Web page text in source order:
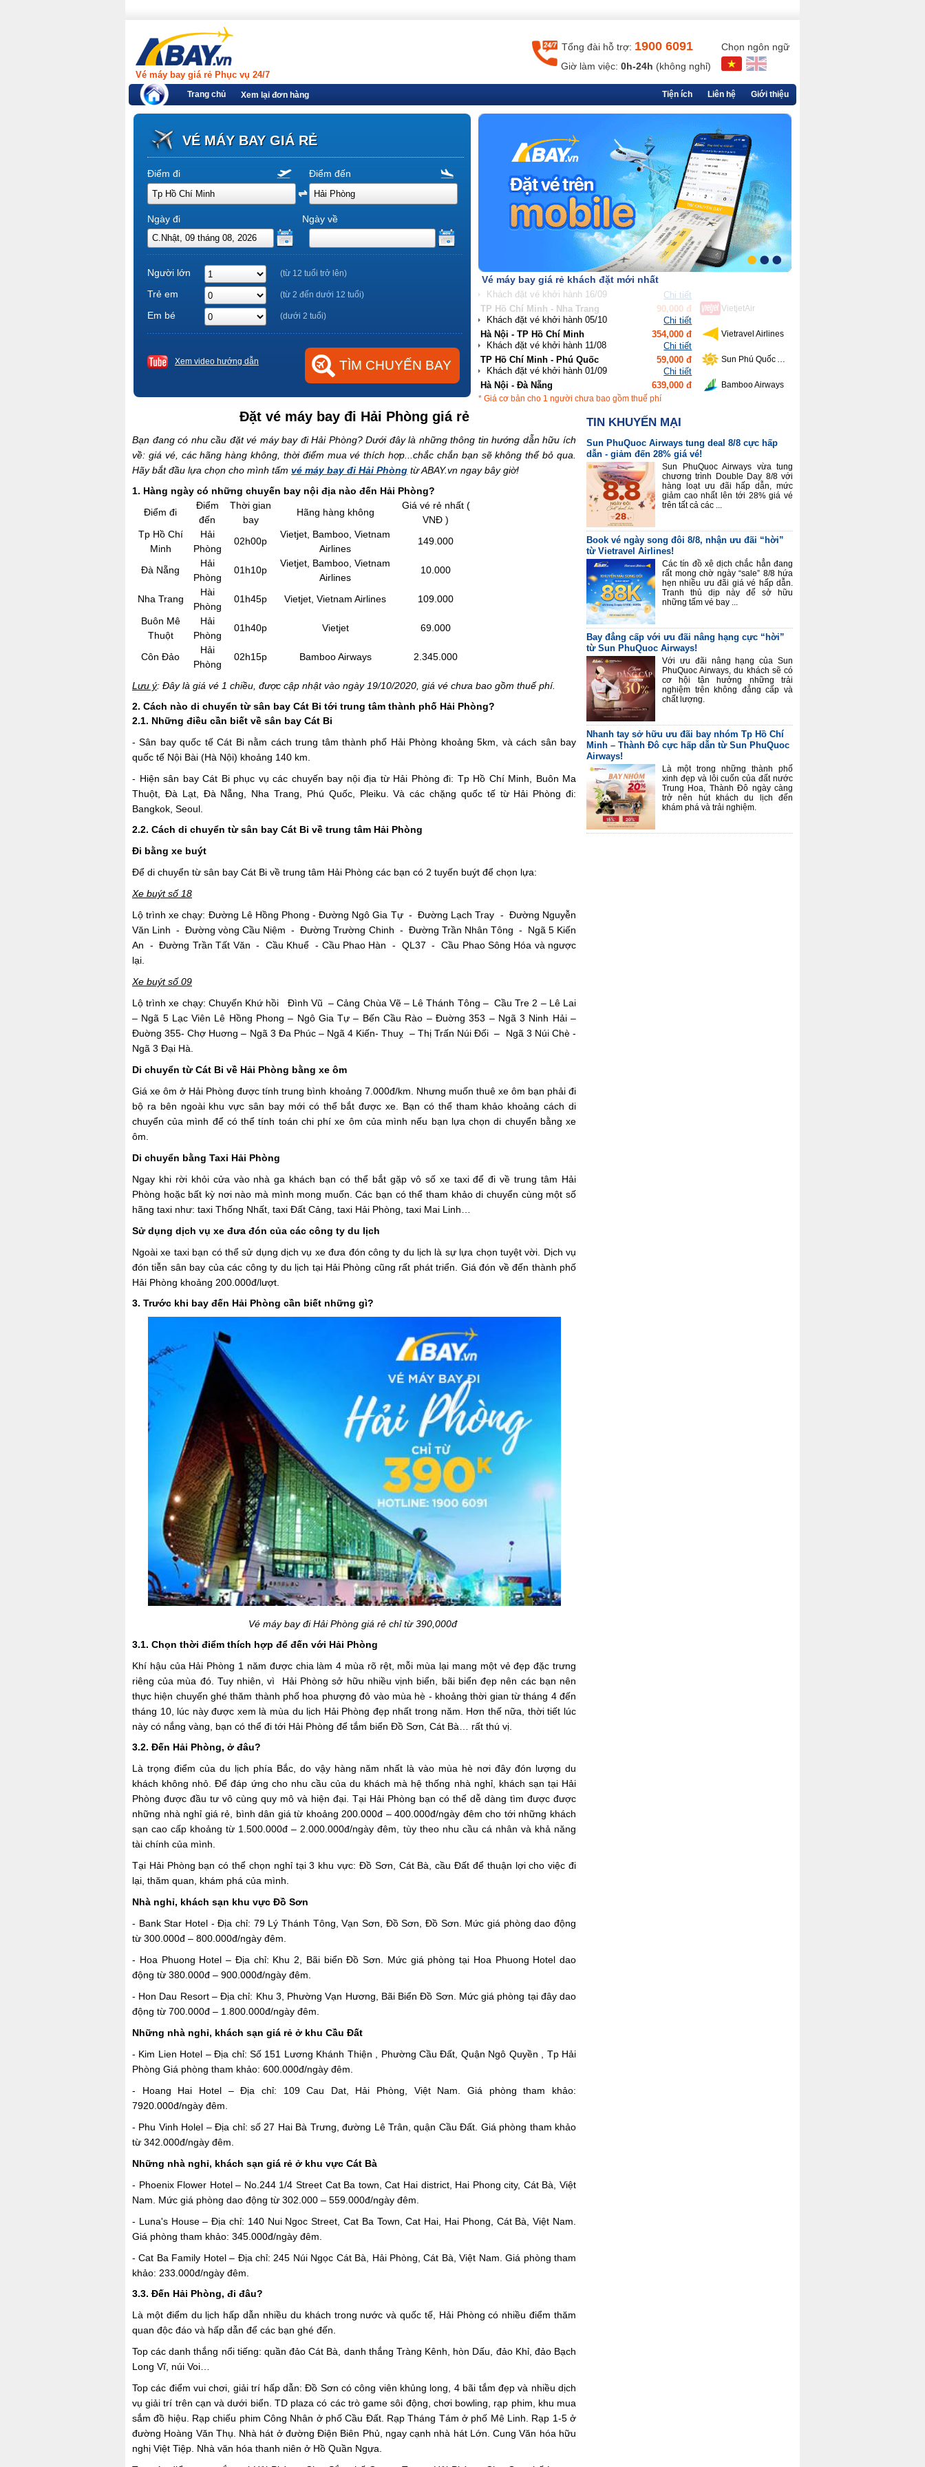
Vé máy bay giá rẻ Phục vụ 24/7
Tổng đài hỗ trợ: 1900 6091
Giờ làm việc: 0h-24h (không nghỉ)
Chọn ngôn ngữ
Trang chủ Xem lại đơn hàng Giới thiệu
Liên hệ
Tiện ích
VÉ MÁY BAY GIÁ RẺ
Điểm đi Điểm đến
Ngày đi Ngày về
Người lớn (từ 12 tuổi trở lên)
Trẻ em (từ 2 đến dưới 12 tuổi)
Em bé (dưới 2 tuổi)
Xem video hướng dẫn
Vé máy bay giá rẻ khách đặt mới nhất
Hà Nội - TP Hồ Chí Minh 354,000 đ
Chi tiết
Vietravel Airlines
TP Hồ Chí Minh - Phú Quốc 59,000 đ
Chi tiết
Sun Phú Quốc Airways
Hà Nội - Đà Nẵng 639,000 đ
Chi tiết
Bamboo Airways
TP Hồ Chí Minh - Hải Phòng 416,000 đ
Chi tiết
Vietnam Airlines
* Giá cơ bản cho 1 người chưa bao gồm thuế phí
Đặt vé máy bay đi Hải Phòng giá rẻ
Bạn đang có nhu cầu đặt vé máy bay đi Hải Phòng? Dưới đây là những thông tin hướng dẫn hữu ích
về: giá vé, các hãng hàng không, thời điểm mua vé thích hợp...chắc chắn bạn sẽ không thể bỏ qua.
Hãy bắt đầu lựa chọn cho mình tấm vé máy bay đi Hải Phòng từ ABAY.vn ngay bây giờ!
1. Hàng ngày có những chuyến bay nội địa nào đến Hải Phòng?
Điểm đi
Điểm
đến
Thời gian
bay
Hãng hàng không
Giá vé rẻ nhất (
VNĐ )
Tp Hồ Chí
Minh
Hải
Phòng
02h00p
Vietjet, Bamboo, Vietnam
Airlines
149.000
Đà Nẵng
Hải
Phòng
01h10p
Vietjet, Bamboo, Vietnam
Airlines
10.000
Nha Trang
Hài
Phòng
01h45p Vietjet, Vietnam Airlines
109.000
Buôn Mê
Thuột
Hải
Phòng
01h40p Vietjet 69.000
Côn Đảo
Hải
Phòng
02h15p Bamboo Airways 2.345.000
Lưu ý: Đây là giá vé 1 chiều, được cập nhật vào ngày 19/10/2020, giá vé chưa bao gồm thuế phí.
2. Cách nào di chuyển từ sân bay Cát Bi tới trung tâm thành phố Hải Phòng?
2.1. Những điều cần biết về sân bay Cát Bi
- Sân bay quốc tế Cát Bi nằm cách trung tâm thành phố Hải Phòng khoảng 5km, và cách sân bay
quốc tế Nội Bài (Hà Nội) khoảng 140 km.
- Hiện sân bay Cát Bi phục vụ các chuyến bay nội địa từ Hải Phòng đi: Tp Hồ Chí Minh, Buôn Ma
Thuột, Đà Lạt, Đà Nẵng, Nha Trang, Phú Quốc, Pleiku. Và các chặng quốc tế từ Hải Phòng đi:
Bangkok, Seoul.
2.2. Cách di chuyển từ sân bay Cát Bi về trung tâm Hải Phòng
Đi bằng xe buýt
Để di chuyển từ sân bay Cát Bi về trung tâm Hải Phòng các bạn có 2 tuyến buýt để chọn lựa:
Xe buýt số 18
Lộ trình xe chạy: Đường Lê Hồng Phong - Đường Ngô Gia Tự - Đường Lạch Tray - Đường Nguyễn
Văn Linh - Đường vòng Cầu Niệm - Đường Trường Chinh - Đường Trần Nhân Tông - Ngã 5 Kiến
An - Đường Trần Tất Văn - Cầu Khuể - Cầu Phao Hàn - QL37 - Cầu Phao Sông Hóa và ngược
lại.
Xe buýt số 09
Lộ trình xe chạy: Chuyến Khứ hồi Đình Vũ – Cảng Chùa Vẽ – Lê Thánh Tông – Cầu Tre 2 – Lê Lai
– Ngã 5 Lạc Viên Lê Hồng Phong – Ngô Gia Tự – Bến Cầu Rào – Đuờng 353 – Ngã 3 Ninh Hải –
Đuờng 355- Chợ Huơng – Ngã 3 Đa Phúc – Ngã 4 Kiến- Thuỵ – Thị Trấn Núi Đối – Ngã 3 Núi Chè -
Ngã 3 Đại Hà.
Di chuyển từ Cát Bi về Hải Phòng bằng xe ôm
Giá xe ôm ở Hải Phòng được tính trung bình khoảng 7.000đ/km. Nhưng muốn thuê xe ôm bạn phải đi
bộ ra bên ngoài khu vực sân bay mới có thể bắt được xe. Bạn có thể tham khảo khoảng cách di
chuyển của mình để có thể tính toán chi phí xe ôm của mình nếu bạn lựa chọn di chuyển bằng xe
ôm.
Di chuyển bằng Taxi Hải Phòng
Ngay khi rời khỏi cửa vào nhà ga khách bạn có thể bắt gặp vô số xe taxi để đi về trung tâm Hải
Phòng hoặc bất kỳ nơi nào mà mình mong muốn. Các bạn có thể tham khảo di chuyển cùng một số
hãng taxi như: taxi Thống Nhất, taxi Đất Cảng, taxi Hải Phòng, taxi Mai Linh…
Sử dụng dịch vụ xe đưa đón của các công ty du lịch
Ngoài xe taxi bạn có thể sử dụng dịch vụ xe đưa đón công ty du lịch là sự lựa chọn tuyệt vời. Dịch vụ
đón tiễn sân bay của các công ty du lịch tại Hải Phòng cũng rất phát triển. Giá đón về đến thành phố
Hải Phòng khoảng 200.000đ/lượt.
3. Trước khi bay đến Hải Phòng cần biết những gì?
Vé máy bay đi Hải Phòng giá rẻ chỉ từ 390,000đ
3.1. Chọn thời điểm thích hợp để đến với Hải Phòng
Khí hậu của Hải Phòng 1 năm được chia làm 4 mùa rõ rệt, mỗi mùa lại mang một vẻ đẹp đặc trưng
riêng của mùa đó. Tuy nhiên, vì Hải Phòng sở hữu nhiều vịnh biển, bãi biển đẹp nên các bạn nên
thực hiện chuyến ghé thăm thành phố hoa phượng đỏ vào mùa hè - khoảng thời gian từ tháng 4 đến
tháng 10, lúc này được xem là mùa du lịch Hải Phòng đẹp nhất trong năm. Hơn thế nữa, thời tiết lúc
này có nắng vàng, bạn có thể đi tới Hải Phòng để tắm biển Đồ Sơn, Cát Bà… rất thú vị.
3.2. Đến Hải Phòng, ở đâu?
Là trọng điểm của du lịch phía Bắc, do vậy hàng năm nhất là vào mùa hè nơi đây đón lượng du
khách không nhỏ. Để đáp ứng cho nhu cầu của du khách mà hệ thống nhà nghỉ, khách sạn tại Hải
Phòng được đầu tư vô cùng quy mô và hiện đại. Tại Hải Phòng bạn có thể dễ dàng tìm được được
những nhà nghỉ giá rẻ, bình dân giá từ khoảng 200.000đ – 400.000đ/ngày đêm cho tới những khách
sạn cao cấp khoảng từ 1.500.000đ – 2.000.000đ/ngày đêm, tùy theo nhu cầu cá nhân và khả năng
tài chính của mình.
Tại Hải Phòng bạn có thể chọn nghỉ tại 3 khu vực: Đồ Sơn, Cát Bà, cầu Đất để thuận lợi cho việc đi
lại, thăm quan, khám phá của mình.
Nhà nghỉ, khách sạn khu vực Đồ Sơn
- Bank Star Hotel - Địa chỉ: 79 Lý Thánh Tông, Vạn Sơn, Đồ Sơn, Đồ Sơn. Mức giá phòng dao động
từ 300.000đ – 800.000đ/ngày đêm.
- Hoa Phuong Hotel – Địa chỉ: Khu 2, Bãi biển Đồ Sơn. Mức giá phòng tại Hoa Phuong Hotel dao
động từ 380.000đ – 900.000đ/ngày đêm.
- Hon Dau Resort – Địa chỉ: Khu 3, Phường Vạn Hương, Bãi Biển Đồ Sơn. Mức giá phòng tại đây dao
động từ 700.000đ – 1.800.000đ/ngày đêm.
Những nhà nghỉ, khách sạn giá rẻ ở khu Cầu Đất
- Kim Lien Hotel – Địa chỉ: Số 151 Lương Khánh Thiện , Phường Cầu Đất, Quận Ngô Quyền , Tp Hải
Phòng Giá phòng tham khảo: 600.000đ/ngày đêm.
- Hoang Hai Hotel – Địa chỉ: 109 Cau Dat, Hải Phòng, Việt Nam. Giá phòng tham khảo:
7920.000đ/ngày đêm.
- Phu Vinh Holel – Địa chỉ: số 27 Hai Bà Trưng, đường Lê Trân, quận Cầu Đất. Giá phòng tham khảo
từ 342.000đ/ngày đêm.
Những nhà nghỉ, khách sạn giá rẻ ở khu vực Cát Bà
- Phoenix Flower Hotel – No.244 1/4 Street Cat Ba town, Cat Hai district, Hai Phong city, Cát Bà, Việt
Nam. Mức giá phòng dao động từ 302.000 – 559.000đ/ngày đêm.
- Luna's House – Địa chỉ: 140 Nui Ngoc Street, Cat Ba Town, Cat Hai, Hai Phong, Cát Bà, Việt Nam.
Giá phòng tham khảo: 345.000đ/ngày đêm.
- Cat Ba Family Hotel – Địa chỉ: 245 Núi Ngọc Cát Bà, Hải Phòng, Cát Bà, Việt Nam. Giá phòng tham
khảo: 233.000đ/ngày đêm.
3.3. Đến Hải Phòng, đi đâu?
Là một điểm du lịch hấp dẫn nhiều du khách trong nước và quốc tế, Hải Phòng có nhiều điểm thăm
quan độc đáo và hấp dẫn để các bạn ghé đến.
Top các danh thắng nổi tiếng: quần đảo Cát Bà, danh thắng Tràng Kênh, hòn Dấu, đảo Khỉ, đảo Bạch
Long Vĩ, núi Voi…
Top các điểm vui chơi, giải trí hấp dẫn: Đồ Sơn có công viên khủng long, 4 bãi tắm đẹp và nhiều dịch
vụ giải trí trên cạn và dưới biển. TD plaza có các trò game sôi động, chơi bowling, rạp phim, khu mua
sắm đồ hiệu. Rạp chiếu phim Công Nhân ở phố Cầu Đất. Rạp Tháng Tám ở phố Mê Linh. Rạp 1-5 ở
đường Hoàng Văn Thụ. Nhà hát ở đường Điện Biên Phủ, ngay cạnh nhà hát Lớn. Cung Văn hóa hữu
nghị Việt Tiệp. Nhà văn hóa thanh niên ở Hồ Quần Ngựa.
TIN KHUYẾN MẠI
Sun PhuQuoc Airways tung deal 8/8 cực hấp
dẫn - giảm đến 28% giá vé!
Sun PhuQuoc Airways vừa tung
chương trình Double Day 8/8 với
hàng loạt ưu đãi hấp dẫn, mức
giảm cao nhất lên tới 28% giá vé
trên tất cả các ...
Book vé ngày song đôi 8/8, nhận ưu đãi “hời”
từ Vietravel Airlines!
Các tín đồ xê dịch chắc hẳn đang
rất mong chờ ngày “sale” 8/8 hứa
hẹn nhiều ưu đãi giá vé hấp dẫn.
Tranh thủ dịp này để sở hữu
những tấm vé bay ...
Bay đẳng cấp với ưu đãi nâng hạng cực “hời”
từ Sun PhuQuoc Airways!
Với ưu đãi nâng hạng của Sun
PhuQuoc Airways, du khách sẽ có
cơ hội tận hưởng những trải
nghiệm trên không đẳng cấp và
chất lượng.
Nhanh tay sở hữu ưu đãi bay nhóm Tp Hồ Chí
Minh – Thành Đô cực hấp dẫn từ Sun PhuQuoc
Airways!
Là một trong những thành phố
xinh đẹp và lôi cuốn của đất nước
Trung Hoa, Thành Đô ngày càng
trở nên hút khách du lịch đến
khám phá và trải nghiệm.